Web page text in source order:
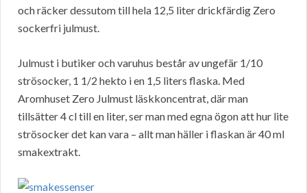
och räcker dessutom till hela 12,5 liter drickfärdig Zero
sockerfri julmust.
Julmust i butiker och varuhus består av ungefär 1/10
strösocker, 1 1/2 hekto i en 1,5 liters flaska. Med
Aromhuset Zero Julmust läskkoncentrat, där man
tillsätter 4 cl till en liter, ser man med egna ögon att hur lite
strösocker det kan vara – allt man häller i flaskan är 40 ml
smakextrakt.